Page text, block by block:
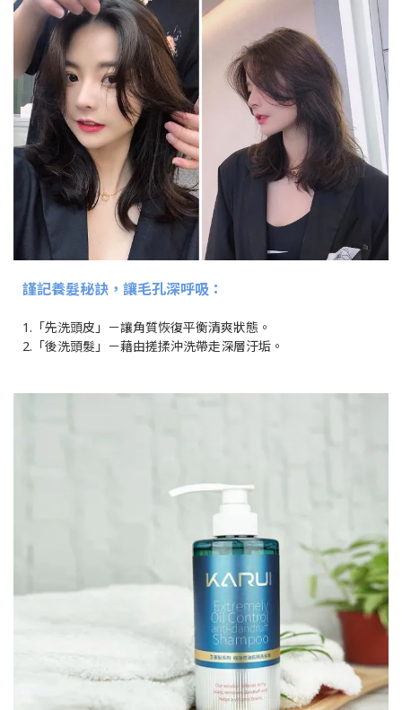
謹記養髮秘訣，讓毛孔深呼吸：
1.「先洗頭皮」－讓角質恢復平衡清爽狀態。
2.「後洗頭髮」－藉由搓揉沖洗帶走深層汙垢。